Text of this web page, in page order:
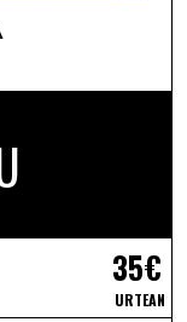
35€
URTEAN